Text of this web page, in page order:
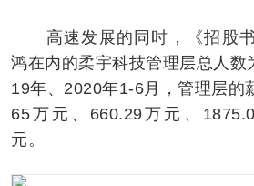
高速发展的同时，《招股书
鸿在内的柔宇科技管理层总人
19年、2020年1-6月，管理层的
65万元、660.29万元、
元。